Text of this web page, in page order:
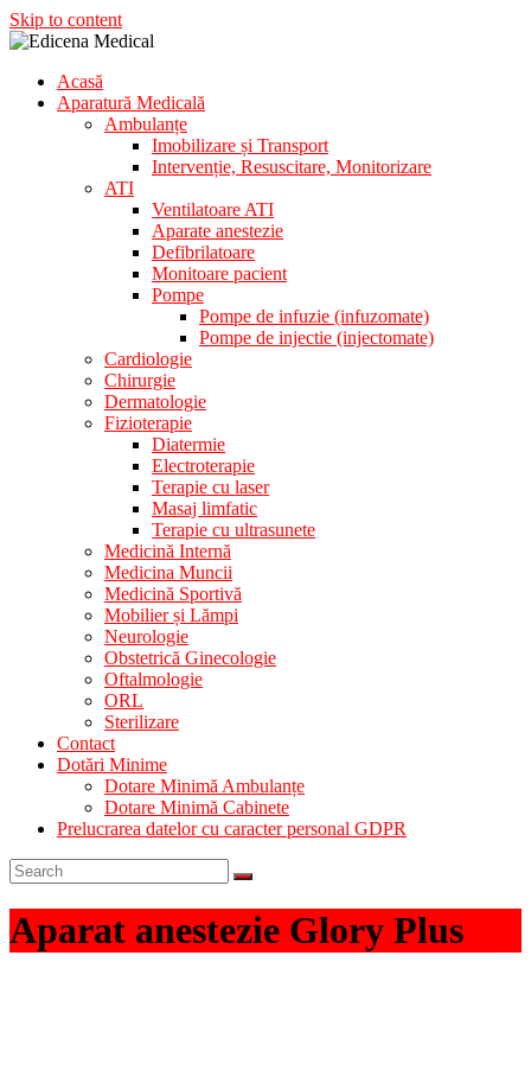
Skip to content
Edicena Medical
Aparatura Medicala
Acasă
Aparatură Medicală
Ambulanțe
Imobilizare și Transport
Intervenție, Resuscitare, Monitorizare
ATI
Ventilatoare ATI
Aparate anestezie
Defibrilatoare
Monitoare pacient
Pompe
Pompe de infuzie (infuzomate)
Pompe de injectie (injectomate)
Cardiologie
Chirurgie
Dermatologie
Fizioterapie
Diatermie
Electroterapie
Terapie cu laser
Masaj limfatic
Terapie cu ultrasunete
Medicină Internă
Medicina Muncii
Medicină Sportivă
Mobilier și Lămpi
Neurologie
Obstetrică Ginecologie
Oftalmologie
ORL
Sterilizare
Contact
Dotări Minime
Dotare Minimă Ambulanțe
Dotare Minimă Cabinete
Prelucrarea datelor cu caracter personal GDPR
Aparat anestezie Glory Plus